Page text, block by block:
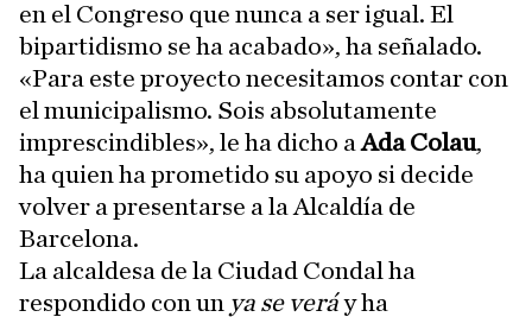
en el Congreso que nunca a ser igual. El
bipartidismo se ha acabado», ha señalado.
«Para este proyecto necesitamos contar con
el municipalismo. Sois absolutamente
imprescindibles», le ha dicho aAda Colau,
ha quien ha prometido su apoyo si decide
volver a presentarse a la Alcaldía de
Barcelona.
La alcaldesa de la Ciudad Condal ha
respondido con un ya se veráy ha